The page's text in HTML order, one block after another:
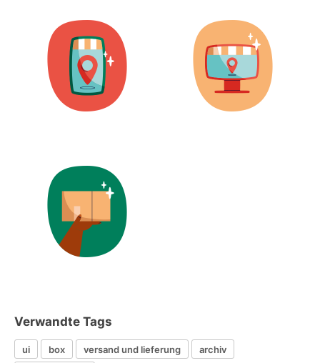
Verwandte Tags
ui box versand und lieferung
archiv